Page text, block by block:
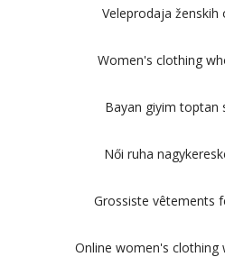
Veleprodaja ženskih
Women's clothing
Bayan giyim toptan
Női ruha
Grossiste vêtements
Online women's clothing